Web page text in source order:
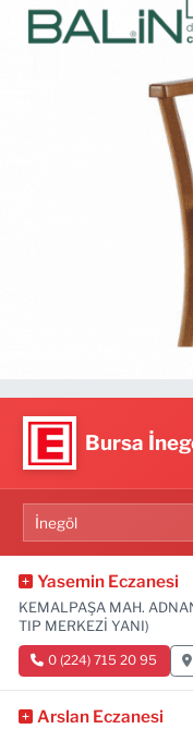
Bursa
Yasemin Eczanesi
KEMALPAŞA MAH.
TIP MERKEZİ YANI)
0 (224) 715 20 95
Arslan Eczanesi